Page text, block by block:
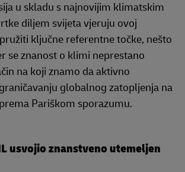
u skladu s najnovijim klimatskim
diljem svijeta vjeruju ovoj
ključne referentne točke, nešto
se znanost o klimi neprestano
na koji znamo da aktivno
globalnog zatopljenja na
Pariškom sporazumu.
usvojio znanstveno utemeljen